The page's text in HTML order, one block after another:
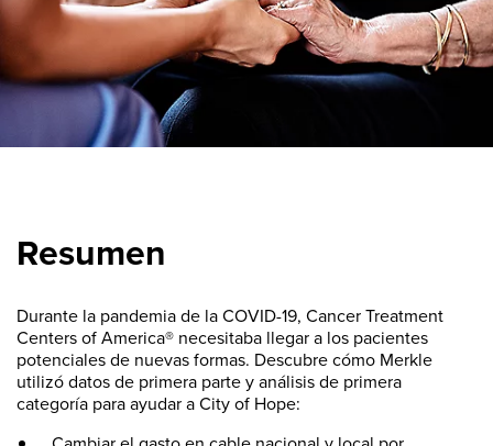
Resumen
Durante la pandemia de la COVID-19, Cancer Treatment
Centers of America® necesitaba llegar a los pacientes
potenciales de nuevas formas. Descubre cómo Merkle
utilizó datos de primera parte y análisis de primera
categoría para ayudar a City of Hope: